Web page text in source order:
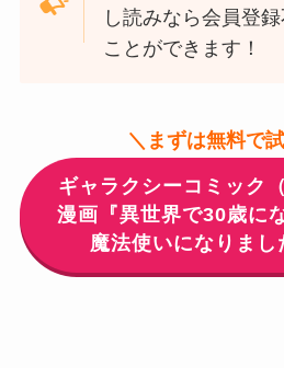
し読みなら会員登
ことができます！
＼まずは無料で
ギャラクシーコミック
漫画『異世界で30歳に
魔法使いになりまし